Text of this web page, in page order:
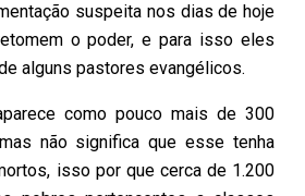
suspeita nos dias de hoje
o poder, e para isso eles
alguns pastores evangélicos.
como pouco mais de 300
não significa que esse tenha
isso por que cerca de 1.200